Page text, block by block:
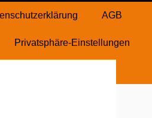
AGB
Privatsphäre-Einstellungen